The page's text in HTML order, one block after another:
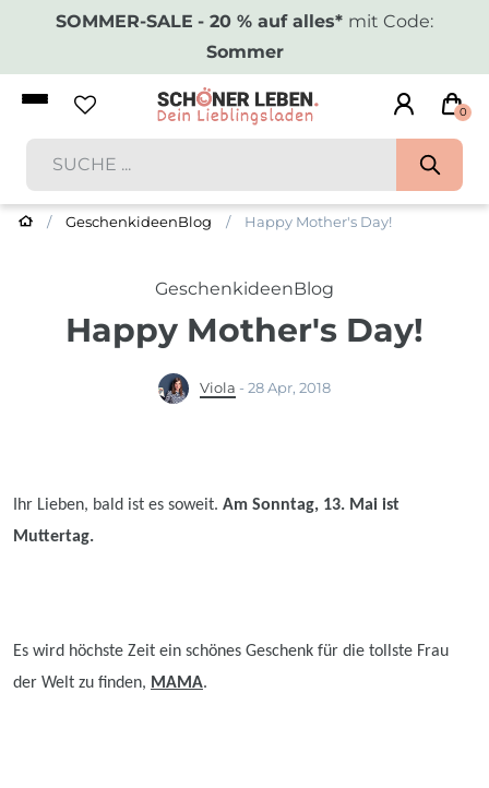
SOMMER-SALE - 20 % auf alles* mit Code:
Sommer
0
GeschenkideenBlog Happy Mother's Day!
GeschenkideenBlog
Happy Mother's Day!
Viola - 28 Apr, 2018
Ihr Lieben, bald ist es soweit. Am Sonntag, 13. Mai ist
Muttertag.
Es wird höchste Zeit ein schönes Geschenk für die tollste Frau
der Welt zu finden, MAMA.